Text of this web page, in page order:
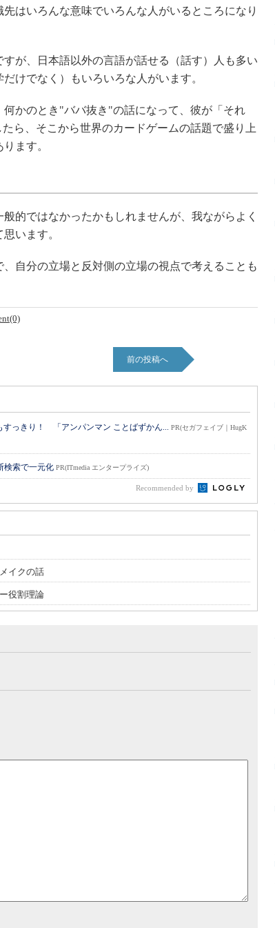
はいろんな意味でいろんな人がいるところになり
が、日本語以外の言語が話せる（話す）人も多い
けでなく）もいろいろな人がいます。
かのとき"ババ抜き"の話になって、彼が「それ
ら、そこから世界のカードゲームの話題で盛り上
ます。
的ではなかったかもしれませんが、我ながらよく
います。
自分の立場と反対側の立場の視点で考えることも
前の投稿へ
すっきり！ 「アンパンマン ことばずかん... PR(セガフェイブ｜HugK
索で一元化 PR(ITmedia エンタープライズ)
Recommended by
イクの話
役割理論